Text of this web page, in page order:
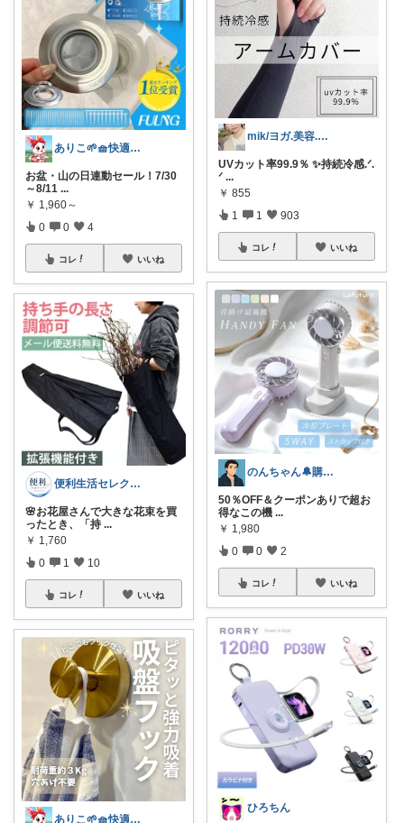
ありこ🌱🧺快適な暮らし雑貨🌻
お盆・山の日連動セール！7/30
～8/11 ...
￥ 1,960～
0 0 4
コレ いいね
便利生活セレクト🔔
🌸お花屋さんで大きな花束を買
ったとき、「持 ...
￥ 1,760
0 1 10
コレ いいね
ありこ🌱🧺快適な暮らし雑貨🌻
mik/ヨガ.美容.ファッション𓂃.✿
UVカット率99.9％ ✨持続冷感.ᐟ.
ᐟ ...
￥ 855
1 1 903
コレ いいね
のんちゃん🔔購入感謝です✨
50％OFF＆クーポンありで超お
得なこの機 ...
￥ 1,980
0 0 2
コレ いいね
ひろちん